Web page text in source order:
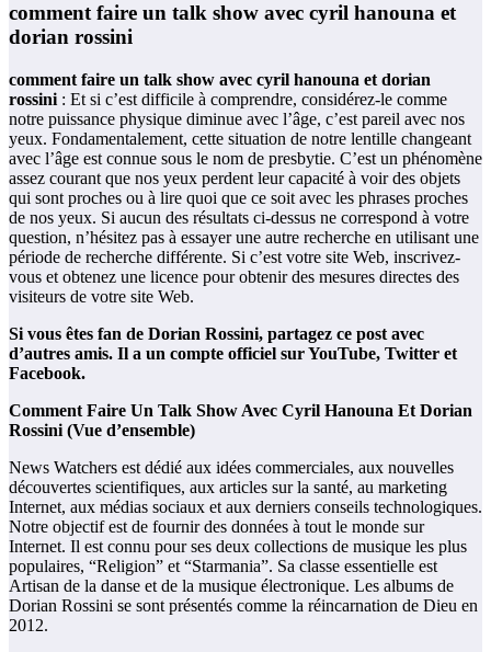
comment faire un talk show avec cyril hanouna et
dorian rossini
comment faire un talk show avec cyril hanouna et dorian
rossini : Et si c’est difficile à comprendre, considérez-le comme
notre puissance physique diminue avec l’âge, c’est pareil avec nos
yeux. Fondamentalement, cette situation de notre lentille changeant
avec l’âge est connue sous le nom de presbytie. C’est un phénomène
assez courant que nos yeux perdent leur capacité à voir des objets
qui sont proches ou à lire quoi que ce soit avec les phrases proches
de nos yeux. Si aucun des résultats ci-dessus ne correspond à votre
question, n’hésitez pas à essayer une autre recherche en utilisant une
période de recherche différente. Si c’est votre site Web, inscrivez-
vous et obtenez une licence pour obtenir des mesures directes des
visiteurs de votre site Web.
Si vous êtes fan de Dorian Rossini, partagez ce post avec
d’autres amis. Il a un compte officiel sur YouTube, Twitter et
Facebook.
Comment Faire Un Talk Show Avec Cyril Hanouna Et Dorian
Rossini (Vue d’ensemble)
News Watchers est dédié aux idées commerciales, aux nouvelles
découvertes scientifiques, aux articles sur la santé, au marketing
Internet, aux médias sociaux et aux derniers conseils technologiques.
Notre objectif est de fournir des données à tout le monde sur
Internet. Il est connu pour ses deux collections de musique les plus
populaires, “Religion” et “Starmania”. Sa classe essentielle est
Artisan de la danse et de la musique électronique. Les albums de
Dorian Rossini se sont présentés comme la réincarnation de Dieu en
2012.